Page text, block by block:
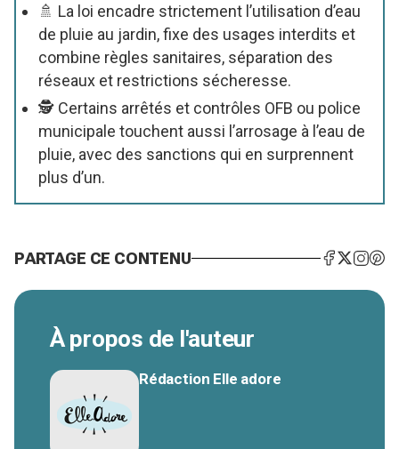
🚿 La loi encadre strictement l’utilisation d’eau
de pluie au jardin, fixe des usages interdits et
combine règles sanitaires, séparation des
réseaux et restrictions sécheresse.
🕵️ Certains arrêtés et contrôles OFB ou police
municipale touchent aussi l’arrosage à l’eau de
pluie, avec des sanctions qui en surprennent
plus d’un.
PARTAGE CE CONTENU
À propos de l'auteur
Rédaction Elle adore